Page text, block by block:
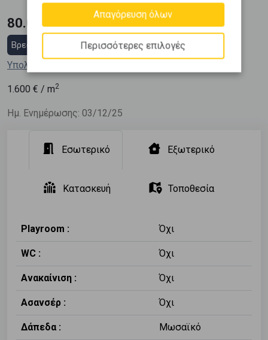
80.000 €
Βρες στεγαστικό δάνειο
Υπολόγισε τη δόση μου
1.600 € / m2
Ημ. Ενημέρωσης: 03/12/25
Εσωτερικό Εξωτερικό
Κατασκευή Τοποθεσία
Playroom : Όχι
WC : Όχι
Ανακαίνιση : Όχι
Ασανσέρ : Όχι
Δάπεδα : Μωσαϊκό
Απαγόρευση όλων
Περισσότερες επιλογές